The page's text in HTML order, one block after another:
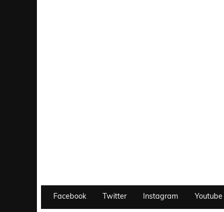
Facebook Twitter Instagram Youtube